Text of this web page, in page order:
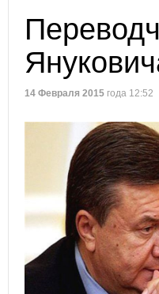
14 Февраля 2015 года 12:52